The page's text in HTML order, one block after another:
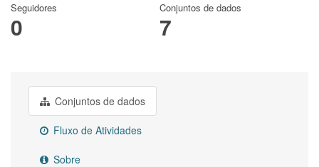
Seguidores
0
Conjuntos de dados
7
Conjuntos de dados
Fluxo de Atividades
Sobre